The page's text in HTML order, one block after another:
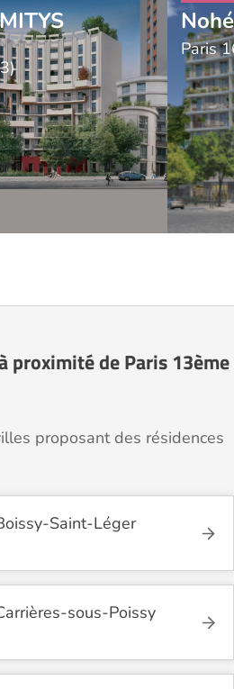
Paris
proximité de Paris 13ème
proposant des résidences
Saint-Léger
sous-Poissy